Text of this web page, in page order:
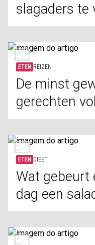
slagaders te
ETEN REIZEN
De minst
gerechten
ETEN DIEET
Wat gebeurt
dag een